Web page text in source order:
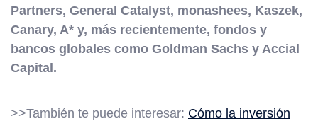
Partners, General Catalyst, monashees, Kaszek,
Canary, A* y, más recientemente, fondos y
bancos globales como Goldman Sachs y Accial
Capital.
>>También te puede interesar: Cómo la inversión